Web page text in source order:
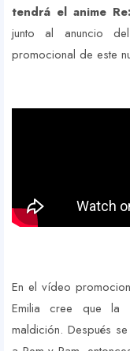
tendrá el anime
junto al anuncio
promocional de este
En el vídeo
Emilia cree que la
maldición. Después